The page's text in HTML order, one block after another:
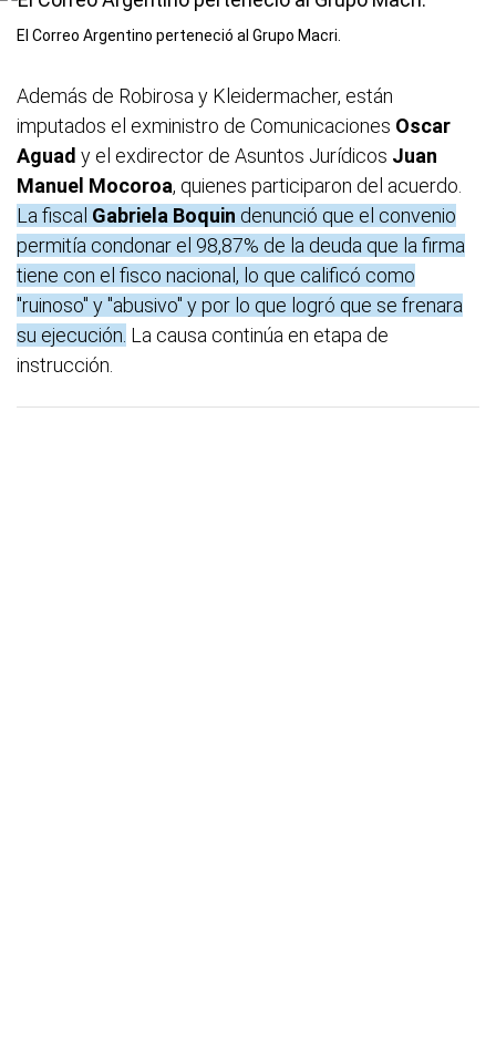
El Correo Argentino perteneció al Grupo Macri.
Además de Robirosa y Kleidermacher, están
imputados el exministro de Comunicaciones Oscar
Aguad y el exdirector de Asuntos Jurídicos Juan
Manuel Mocoroa, quienes participaron del acuerdo.
La fiscal Gabriela Boquin denunció que el convenio
permitía condonar el 98,87% de la deuda que la firma
tiene con el fisco nacional, lo que calificó como
"ruinoso" y "abusivo" y por lo que logró que se frenara
su ejecución. La causa continúa en etapa de
instrucción.